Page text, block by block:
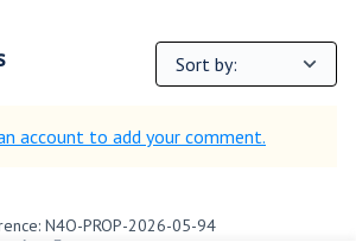
account to add your comment.
N4O-PROP-2026-05-94